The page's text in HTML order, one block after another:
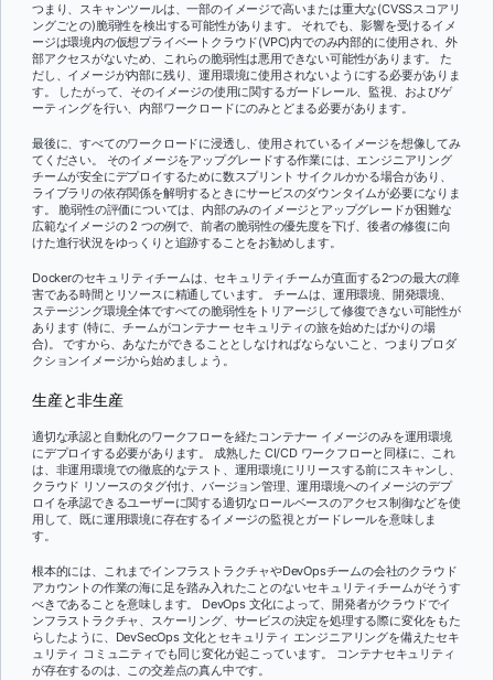
つまり、スキャンツールは、一部のイメージで高いまたは重大な(CVSSスコアリ
ングごとの)脆弱性を検出する可能性があります。 それでも、影響を受けるイメ
ージは環境内の仮想プライベートクラウド(VPC)内でのみ内部的に使用され、外
部アクセスがないため、これらの脆弱性は悪用できない可能性があります。 た
だし、イメージが内部に残り、運用環境に使用されないようにする必要がありま
す。 したがって、そのイメージの使用に関するガードレール、監視、およびゲ
ーティングを行い、内部ワークロードにのみとどまる必要があります。
最後に、すべてのワークロードに浸透し、使用されているイメージを想像してみ
てください。 そのイメージをアップグレードする作業には、エンジニアリング
チームが安全にデプロイするために数スプリント サイクルかかる場合があり、
ライブラリの依存関係を解明するときにサービスのダウンタイムが必要になりま
す。 脆弱性の評価については、内部のみのイメージとアップグレードが困難な
広範なイメージの 2 つの例で、前者の脆弱性の優先度を下げ、後者の修復に向
けた進行状況をゆっくりと追跡することをお勧めします。
Dockerのセキュリティチームは、セキュリティチームが直面する2つの最大の障
害である時間とリソースに精通しています。 チームは、運用環境、開発環境、
ステージング環境全体ですべての脆弱性をトリアージして修復できない可能性が
あります (特に、チームがコンテナー セキュリティの旅を始めたばかりの場
合)。 ですから、あなたができることとしなければならないこと、つまりプロダ
クションイメージから始めましょう。
生産と非生産
適切な承認と自動化のワークフローを経たコンテナー イメージのみを運用環境
にデプロイする必要があります。 成熟した CI/CD ワークフローと同様に、これ
は、非運用環境での徹底的なテスト、運用環境にリリースする前にスキャンし、
クラウド リソースのタグ付け、バージョン管理、運用環境へのイメージのデプ
ロイを承認できるユーザーに関する適切なロールベースのアクセス制御などを使
用して、既に運用環境に存在するイメージの監視とガードレールを意味しま
す。
根本的には、これまでインフラストラクチャやDevOpsチームの会社のクラウド
アカウントの作業の海に足を踏み入れたことのないセキュリティチームがそうす
べきであることを意味します。 DevOps 文化によって、開発者がクラウドでイ
ンフラストラクチャ、スケーリング、サービスの決定を処理する際に変化をもた
らしたように、DevSecOps 文化とセキュリティ エンジニアリングを備えたセキ
ュリティ コミュニティでも同じ変化が起こっています。 コンテナセキュリティ
が存在するのは、この交差点の真ん中です。